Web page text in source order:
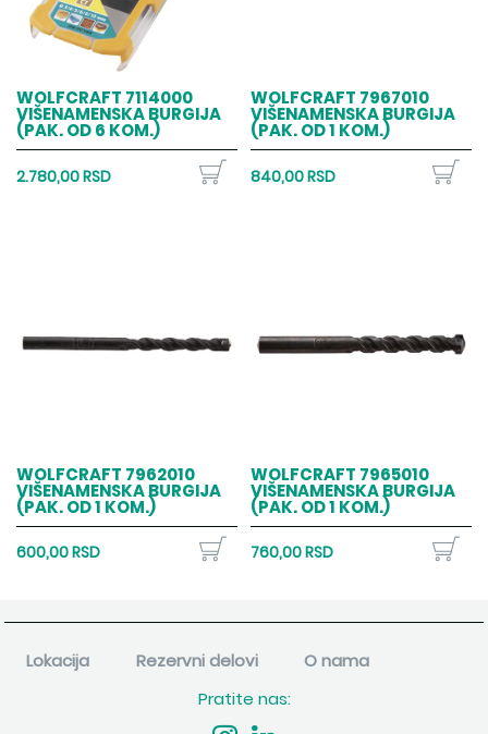
WOLFCRAFT 7114000
VIŠENAMENSKA BURGIJA
(PAK. OD 6 KOM.)
2.780,00 RSD
WOLFCRAFT 7967010
VIŠENAMENSKA BURGIJA
(PAK. OD 1 KOM.)
840,00 RSD
WOLFCRAFT 7962010
VIŠENAMENSKA BURGIJA
(PAK. OD 1 KOM.)
600,00 RSD
WOLFCRAFT 7965010
VIŠENAMENSKA BURGIJA
(PAK. OD 1 KOM.)
760,00 RSD
Lokacija Rezervni delovi
O nama
Pratite nas: